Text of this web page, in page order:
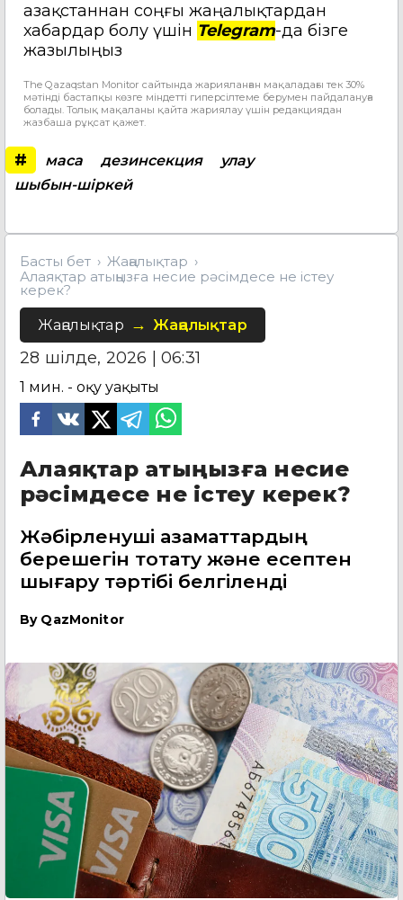
Қазақстаннан соңғы жаңалықтардан
хабардар болу үшін Telegram-да бізге
жазылыңыз
The Qazaqstan Monitor сайтында жарияланған мақаладағы тек 30%
мәтінді бастапқы көзге міндетті гиперсілтеме берумен пайдалануға
болады. Толық мақаланы қайта жариялау үшін редакциядан
жазбаша рұқсат қажет.
# маса дезинсекция
улау
шыбын-шіркей
Басты бет
Жаңалықтар
Алаяқтар атыңызға несие рәсімдесе не істеу
керек?
Жаңалықтар Жаңалықтар
28 шілде, 2026 | 06:31
1 мин. - оқу уақыты
Алаяқтар атыңызға несие
рәсімдесе не істеу керек?
Жәбірленуші азаматтардың
берешегін тоқтату және есептен
шығару тәртібі белгіленді
By QazMonitor